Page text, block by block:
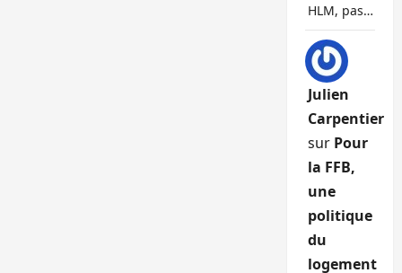
HLM, pas…
Julien
Carpentier
sur Pour
la FFB,
une
politique
du
logement